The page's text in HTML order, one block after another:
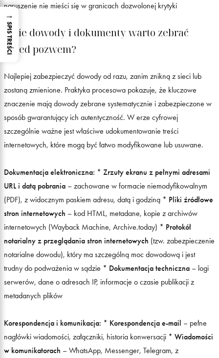
naruszenie nie mieści się w granicach dozwolonej krytyki
Jakie dowody i dokumenty warto zebrać
przed pozwem?
Najlepiej zabezpieczyć dowody od razu, zanim znikną z sieci lub
zostaną zmienione. Praktyka procesowa pokazuje, że kluczowe
znaczenie mają dowody zebrane systematycznie i zabezpieczone w
sposób gwarantujący ich autentyczność. W erze cyfrowej
szczególnie ważne jest właściwe udokumentowanie treści
internetowych, które mogą być łatwo modyfikowane lub usuwane.
Dokumentacja elektroniczna: * Zrzuty ekranu z pełnymi adresami
URL i datą pobrania – zachowane w formacie niemodyfikowalnym
(PDF), z widocznym paskiem adresu, datą i godziną * Pliki źródłowe
stron internetowych – kod HTML, metadane, kopie z archiwów
internetowych (Wayback Machine, Archive.today) * Protokół
notarialny z przeglądania stron internetowych (tzw. zabezpieczenie
notarialne dowodu), który ma szczególną moc dowodową i jest
trudny do podważenia w sądzie * Dokumentacja techniczna – logi
serwerów, dane o adresach IP, informacje o czasie publikacji z
metadanych plików
Korespondencja i komunikacja: * Korespondencja e-mail – pełne
nagłówki wiadomości, załączniki, historia konwersacji * Wiadomości
w komunikatorach – WhatsApp, Messenger, Telegram, z
→
SPIS TREŚCI